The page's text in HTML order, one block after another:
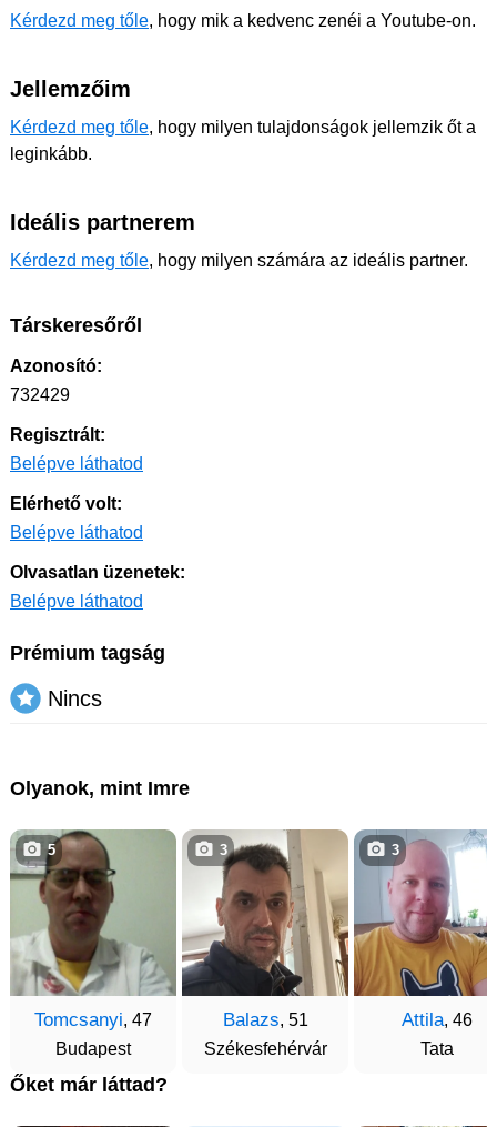
Kérdezd meg tőle, hogy mik a kedvenc zenéi a Youtube-on.
Jellemzőim
Kérdezd meg tőle, hogy milyen tulajdonságok jellemzik őt a
leginkább.
Ideális partnerem
Kérdezd meg tőle, hogy milyen számára az ideális partner.
Társkeresőről
Azonosító:
732429
Regisztrált:
Belépve láthatod
Elérhető volt:
Belépve láthatod
Olvasatlan üzenetek:
Belépve láthatod
Prémium tagság
Nincs
Olyanok, mint Imre
Tomcsanyi, 47
Budapest
5
Balazs, 51
Székesfehérvár
3
Attila, 46
Tata
3
Őket már láttad?